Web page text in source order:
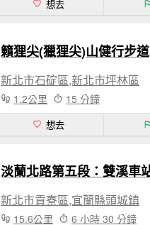
想去
籟狸尖(獵狸尖)山健行步道
新北市石碇區,新北市坪林區
1.2公里 15 分鐘
想去
新北市貢寮區,宜蘭縣頭城鎮
15.6公里 6 小時 30 分鐘